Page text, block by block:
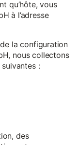
qu’hôte, vous
à l’adresse
la configuration
nous collectons
:
des